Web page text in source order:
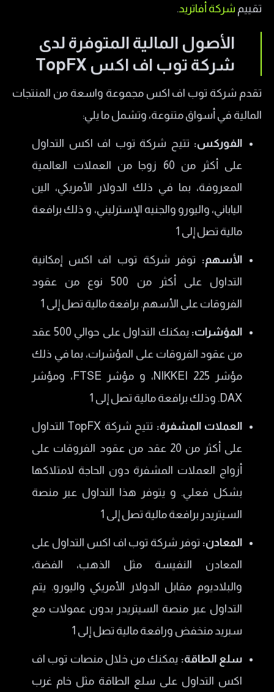
تقييم شركة أفاتريد.
الأصول المالية المتوفرة لدى
شركة توب اف اكس TopFX
تقدم شركة توب اف اكس مجموعة واسعة من المنتجات
المالية في أسواق متنوعة، وتشمل ما يلي:
الفوركس: تتيح شركة توب اف اكس التداول
على أكثر من 60 زوجا من العملات العالمية
المعروفة، بما في ذلك الدولار الأمريكي، الين
الياباني، واليورو والجنيه الإسترليني، و ذلك برافعة
مالية تصل إلى 1
الأسهم: توفر شركة توب اف اكس إمكانية
التداول على أكثر من 500 نوع من عقود
الفروقات على الأسهم. برافعة مالية تصل إلى 1
المؤشرات:
يمكنك التداول على حوالي 500 عقد
من عقود الفروقات على المؤشرات، بما في ذلك
مؤشر NIKKEI 225، و مؤشر FTSE، ومؤشر
DAX. وذلك برافعة مالية تصل إلى 1
العملات المشفرة:
تتيح شركة TopFX التداول
على أكثر من 20 عقد من عقود الفروقات على
أزواج العملات المشفرة دون الحاجة لامتلاكها
بشكل فعلي. و يتوفر هذا التداول عبر منصة
السيتريدر برافعة مالية تصل إلى 1
المعادن: توفر شركة توب اف اكس التداول على
المعادن النفيسة مثل الذهب، الفضة،
والبلاديوم مقابل الدولار الأمريكي واليورو. يتم
التداول عبر منصة السيتريدر بدون عمولات مع
سبريد منخفض ورافعة مالية تصل إلى 1
سلع الطاقة: يمكنك من خلال منصات توب اف
اكس التداول على سلع الطاقة مثل خام غرب